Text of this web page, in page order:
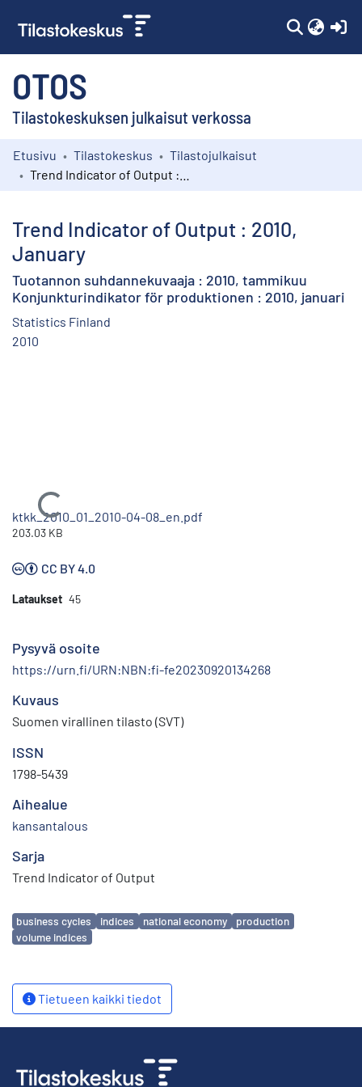
OTOS
Tilastokeskuksen julkaisut verkossa
Kokoelmat
Etusivu Tilastokeskus
Tilastojulkaisut
Trend Indicator of Output : 2010,
January
Tuotannon suhdannekuvaaja : 2010, tammikuu
Konjunkturindikator för produktionen : 2010, januari
Statistics Finland
2010
Ladataan...
ktkk_2010_01_2010-04-08_en.pdf
203.03 KB
CC BY 4.0
Lataukset 45
Pysyvä osoite
https://urn.fi/URN:NBN:fi-fe20230920134268
Kuvaus
Suomen virallinen tilasto (SVT)
ISSN
1798-5439
Aihealue
kansantalous
Sarja
Trend Indicator of Output
Avainsanat
business cycles indices national economy
production
volume indices
Tietueen kaikki tiedot